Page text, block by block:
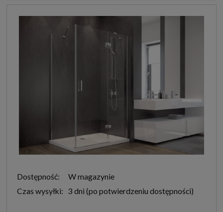
Dostępność:
W magazynie
Czas wysyłki: 3 dni